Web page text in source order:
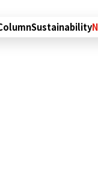
Sustainability